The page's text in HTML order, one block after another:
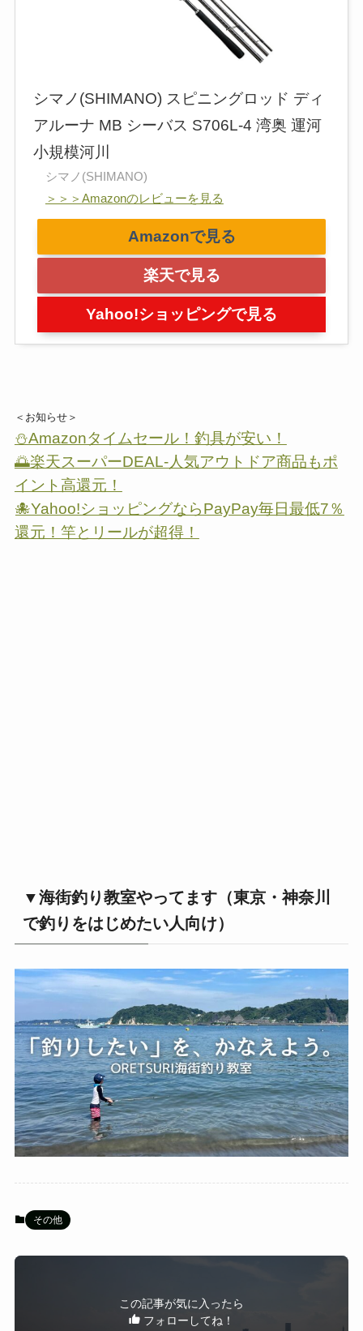
シマノ(SHIMANO) スピニングロッド ディ
アルーナ MB シーバス S706L-4 湾奥 運河
小規模河川
シマノ(SHIMANO)
＞＞＞Amazonのレビューを見る
Amazonで見る
楽天で見る
Yahoo!ショッピングで見る
＜お知らせ＞
⛄Amazonタイムセール！釣具が安い！
🌅楽天スーパーDEAL-人気アウトドア商品もポ
イント高還元！
🐙Yahoo!ショッピングならPayPay毎日最低7％
還元！竿とリールが超得！
▼海街釣り教室やってます（東京・神奈川
で釣りをはじめたい人向け）
その他
この記事が気に入ったら
フォローしてね！